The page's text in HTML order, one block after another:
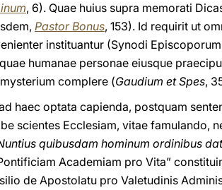
, 6). Quae huius supra memorati
Pastor Bonus, 153). Id requirit ut
instituantur (Synodi Episcoporum
humanae personae eiusque
complere (Gaudium et Spes,
haec optata capienda, postquam
scientes Ecclesiam, vitae famulando,
quibusdam hominum ordinibus
Academiam pro Vita”
de Apostolatu pro Valetudinis